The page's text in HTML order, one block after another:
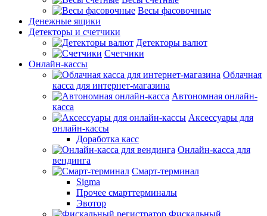
Весы фасовочные
Денежные ящики
Детекторы и счетчики
Детекторы валют
Счетчики
Онлайн-кассы
Облачная
касса для интернет-магазина
Автономная онлайн-
касса
Аксессуары для
онлайн-кассы
Доработка касс
Онлайн-касса для
вендинга
Смарт-терминал
Sigma
Прочее смарттерминалы
Эвотор
Фискальный